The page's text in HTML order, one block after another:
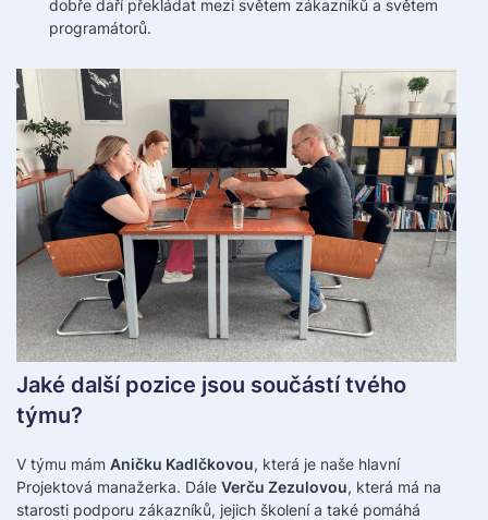
dobře daří překládat mezi světem zákazníků a světem
programátorů.
Jaké další pozice jsou součástí tvého
týmu?
V týmu mám Aničku Kadlčkovou, která je naše hlavní
Projektová manažerka. Dále Verču Zezulovou, která má na
starosti podporu zákazníků, jejich školení a také pomáhá